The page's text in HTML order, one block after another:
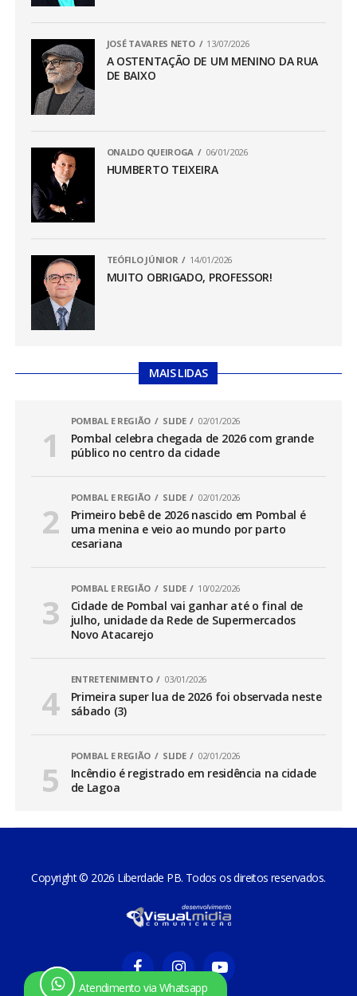
JOSÉ TAVARES NETO 13/07/2026
A OSTENTAÇÃO DE UM MENINO DA RUA
DE BAIXO
ONALDO QUEIROGA 06/01/2026
HUMBERTO TEIXEIRA
TEÓFILO JÚNIOR 14/01/2026
MUITO OBRIGADO, PROFESSOR!
MAIS LIDAS
POMBAL E REGIÃO SLIDE 02/01/2026
Pombal celebra chegada de 2026 com grande
público no centro da cidade
POMBAL E REGIÃO SLIDE 02/01/2026
Primeiro bebê de 2026 nascido em Pombal é
uma menina e veio ao mundo por parto
cesariana
POMBAL E REGIÃO SLIDE 10/02/2026
Cidade de Pombal vai ganhar até o final de
julho, unidade da Rede de Supermercados
Novo Atacarejo
ENTRETENIMENTO 03/01/2026
Primeira super lua de 2026 foi observada neste
sábado (3)
POMBAL E REGIÃO SLIDE 02/01/2026
Incêndio é registrado em residência na cidade
de Lagoa
Atendimento via Whatsapp
Copyright © 2026 Liberdade PB. Todos os direitos reservados.